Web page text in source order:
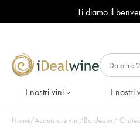
Ti diamo il
I nostri vini I nostri
Home/Acquistare vini/Bordeaux/